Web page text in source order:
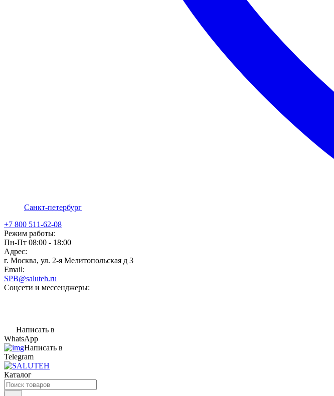
Санкт-петербург
+7 800 511-62-08
Режим работы:
Пн-Пт 08:00 - 18:00
Адрес:
г. Москва, ул. 2-я Мелитопольская д 3
Email:
SPB@saluteh.ru
Соцсети и мессенджеры:
Написать в
WhatsApp
Написать в
Telegram
Каталог